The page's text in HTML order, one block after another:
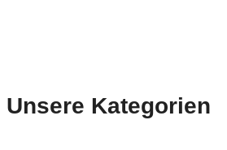
Unsere Kategorien